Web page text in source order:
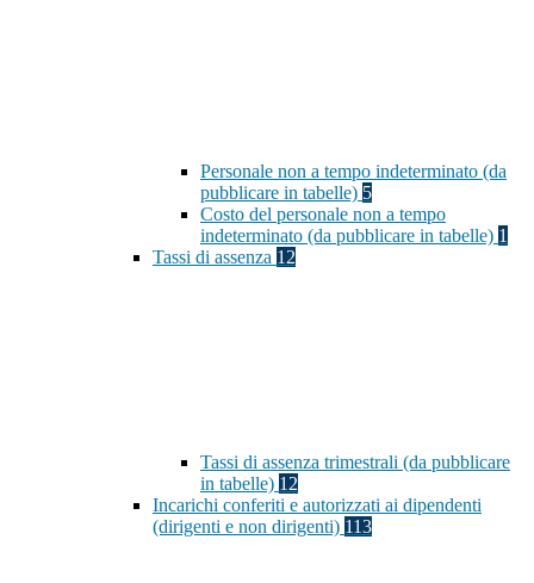
Personale non a tempo indeterminato (da
pubblicare in tabelle) 5
Costo del personale non a tempo
indeterminato (da pubblicare in tabelle) 1
Tassi di assenza 12
Tassi di assenza trimestrali (da pubblicare
in tabelle) 12
Incarichi conferiti e autorizzati ai dipendenti
(dirigenti e non dirigenti) 113